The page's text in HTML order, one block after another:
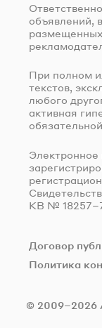
объявлений,
При полном
текстов,
любого
активная
КВ №
Договор
Политика
© 2009–2026